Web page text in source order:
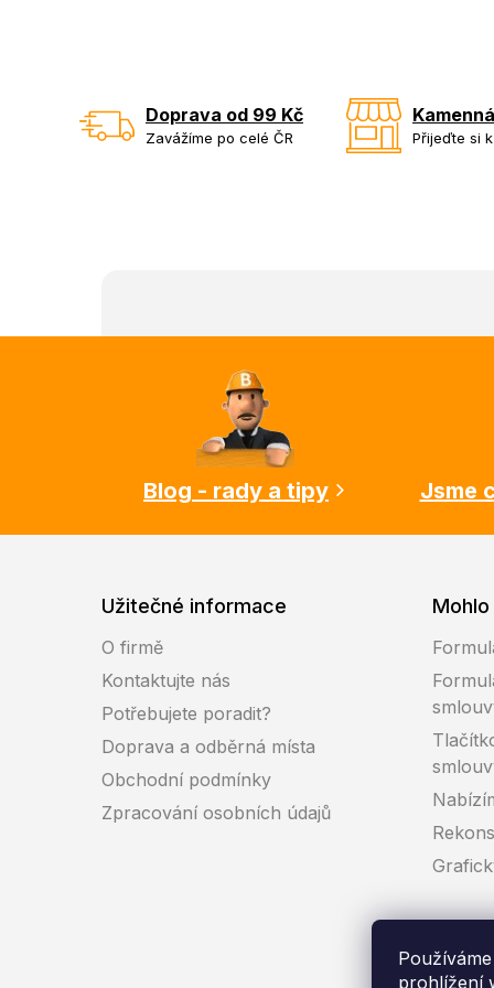
prohlížení
Doprava od 99 Kč
Zavážíme po celé ČR Přijeďte si
Blog - rady a tipy
Jsme
Užitečné informace
O firmě
Kontaktujte nás
Potřebujete poradit?
Doprava a odběrná místa
Obchodní podmínky
Zpracování osobních údajů